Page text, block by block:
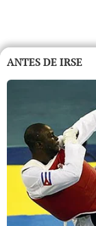
ANTES DE IRSE